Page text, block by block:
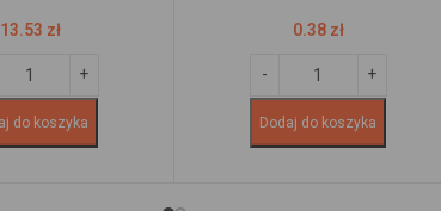
13.53 zł
do koszyka
0.38 zł
Dodaj do koszyka